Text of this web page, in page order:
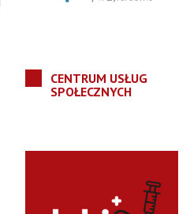
CENTRUM USŁUG
SPOŁECZNYCH